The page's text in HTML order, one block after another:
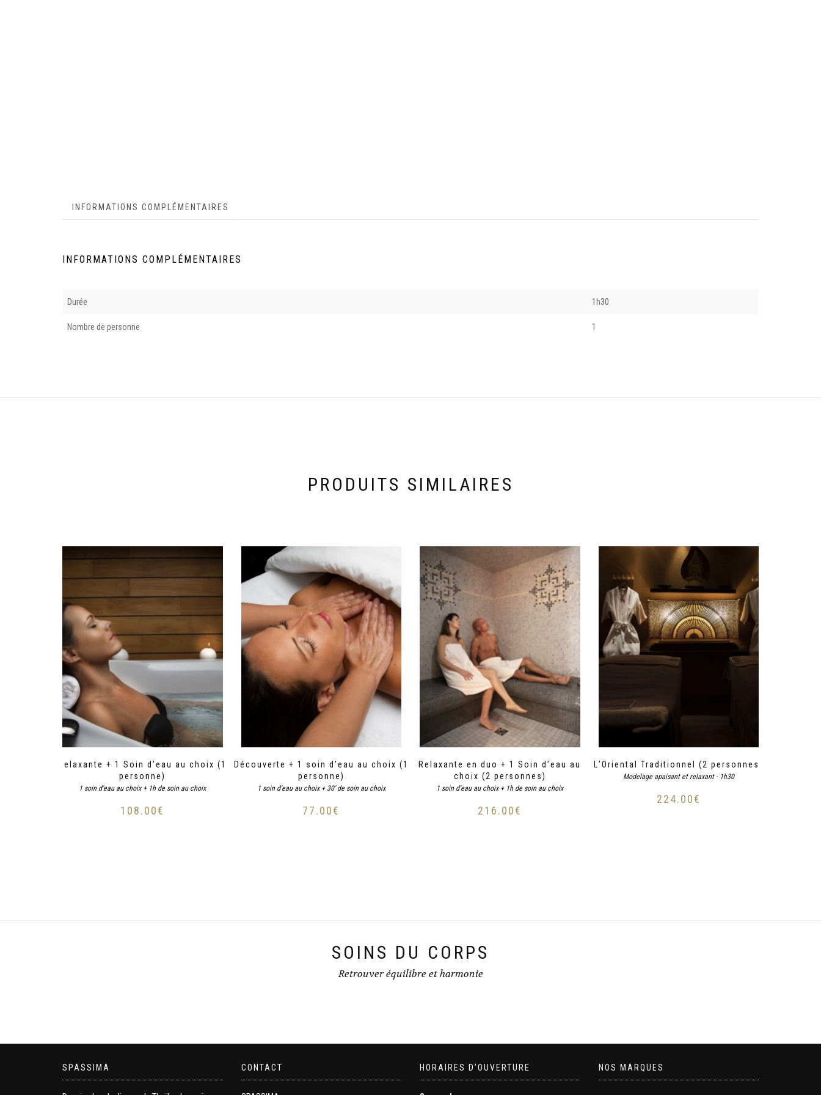
INFORMATIONS COMPLÉMENTAIRES
INFORMATIONS COMPLÉMENTAIRES
Durée 1h30
Nombre de personne 1
PRODUITS SIMILAIRES
Relaxante + 1 Soin d’eau au choix (1
personne)
1 soin d'eau au choix + 1h de soin au choix
108.00€
Découverte + 1 soin d’eau au choix (1
personne)
1 soin d'eau au choix + 30' de soin au choix
77.00€
Relaxante en duo + 1 Soin d’eau au
choix (2 personnes)
1 soin d'eau au choix + 1h de soin au choix
216.00€
L’Oriental Traditionnel (2 personnes)
Modelage apaisant et relaxant - 1h30
224.00€
SOINS DU CORPS
Retrouver équilibre et harmonie
SPASSIMA CONTACT HORAIRES D’OUVERTURE NOS MARQUES